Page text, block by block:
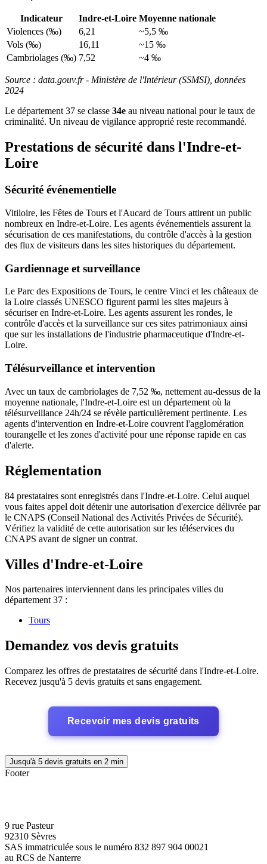
Indicateur Indre-et-Loire Moyenne nationale
Violences (‰)
6,21
~5,5 ‰
Vols (‰)
16,11
~15 ‰
Cambriolages (‰) 7,52 ~4 ‰
Source : data.gouv.fr - Ministère de l'Intérieur (SSMSI), données
2024
Le département 37 se classe 34e au niveau national pour le taux de
criminalité. Un niveau de vigilance approprié reste recommandé.
Prestations de sécurité dans l'Indre-et-
Loire
Sécurité événementielle
Vitiloire, les Fêtes de Tours et l'Aucard de Tours attirent un public
nombreux en Indre-et-Loire. Les agents événementiels assurent la
sécurisation de ces manifestations, du contrôle d'accès à la gestion
des flux de visiteurs dans les sites historiques du département.
Gardiennage et surveillance
Le Parc des Expositions de Tours, le centre Vinci et les châteaux de
la Loire classés UNESCO figurent parmi les sites majeurs à
sécuriser en Indre-et-Loire. Les agents assurent les rondes, le
contrôle d'accès et la surveillance sur ces sites patrimoniaux ainsi
que sur les installations de l'industrie pharmaceutique d'Indre-et-
Loire.
Télésurveillance et intervention
Avec un taux de cambriolages de 7,52 ‰, nettement au-dessus de la
moyenne nationale, l'Indre-et-Loire est un département où la
télésurveillance 24h/24 se révèle particulièrement pertinente. Les
agents d'intervention en Indre-et-Loire couvrent l'agglomération
tourangelle et les zones d'activité pour une réponse rapide en cas
d'alerte.
Réglementation
84 prestataires sont enregistrés dans l'Indre-et-Loire. Celui auquel
vous faites appel doit détenir une autorisation d'exercice délivrée par
le CNAPS (Conseil National des Activités Privées de Sécurité).
Vérifiez la validité de cette autorisation sur les téléservices du
CNAPS avant de signer un contrat.
Villes d'Indre-et-Loire
Nos partenaires interviennent dans les principales villes du
département 37 :
Tours
Demandez vos devis gratuits
Comparez les offres de prestataires de sécurité dans l'Indre-et-Loire.
Recevez jusqu'à 5 devis gratuits et sans engagement.
Recevoir mes devis gratuits
Jusqu'à 5 devis gratuits en 2 min
Footer
9 rue Pasteur
92310 Sèvres
SAS immatriculée sous le numéro 832 897 904 00021
au RCS de Nanterre